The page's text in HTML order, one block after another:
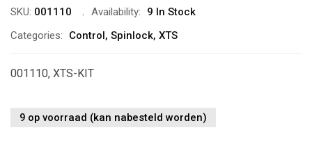
SKU: 001110 Availability:
9 In Stock
Categories:
Control, Spinlock, XTS
001110, XTS-KIT
9 op voorraad (kan nabesteld worden)